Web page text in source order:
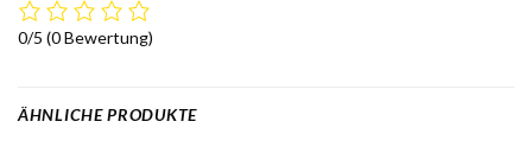
0/5 (0 Bewertung)
ÄHNLICHE PRODUKTE